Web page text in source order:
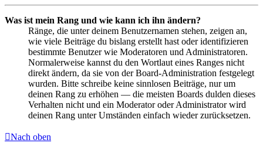
Was ist mein Rang und wie kann ich ihn ändern?
Ränge, die unter deinem Benutzernamen stehen, zeigen an,
wie viele Beiträge du bislang erstellt hast oder identifizieren
bestimmte Benutzer wie Moderatoren und Administratoren.
Normalerweise kannst du den Wortlaut eines Ranges nicht
direkt ändern, da sie von der Board-Administration festgelegt
wurden. Bitte schreibe keine sinnlosen Beiträge, nur um
deinen Rang zu erhöhen — die meisten Boards dulden dieses
Verhalten nicht und ein Moderator oder Administrator wird
deinen Rang unter Umständen einfach wieder zurücksetzen.
Nach oben